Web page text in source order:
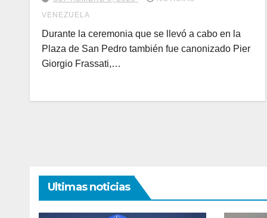
VENEZUELA
Durante la ceremonia que se llevó a cabo en la
Plaza de San Pedro también fue canonizado Pier
Giorgio Frassati,…
Ultimas noticias